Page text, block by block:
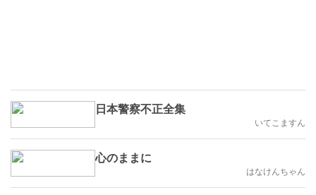
日本警察不正全集
いてこますん
心のままに
はなけんちゃん